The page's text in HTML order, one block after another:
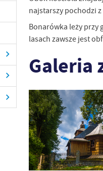
najstarszy pochodzi z
Bonarówka leży przy
lasach zawsze jest
Galeria